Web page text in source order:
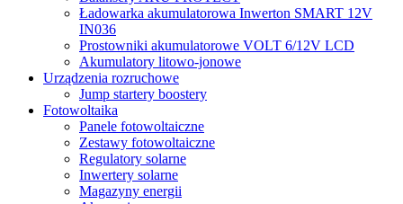
Ładowarka akumulatorowa Inwerton SMART 12V
IN036
Prostowniki akumulatorowe VOLT 6/12V LCD
Akumulatory litowo-jonowe
Urządzenia rozruchowe
Jump startery boostery
Fotowoltaika
Panele fotowoltaiczne
Zestawy fotowoltaiczne
Regulatory solarne
Inwertery solarne
Magazyny energii